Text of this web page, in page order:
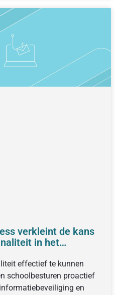
verkleint de kans
in het
effectief te kunnen
schoolbesturen proactief
en